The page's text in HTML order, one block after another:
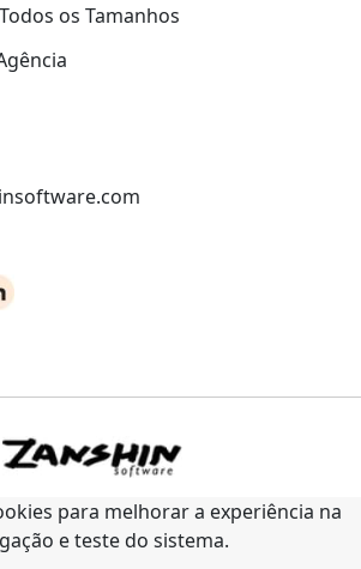
os Tamanhos
para melhorar a experiência na
e teste do sistema.